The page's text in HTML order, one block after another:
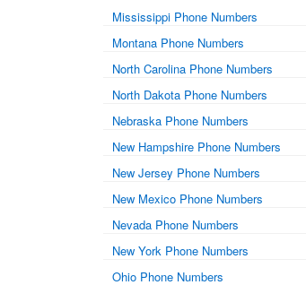
Mississippi Phone Numbers
Montana Phone Numbers
North Carolina Phone Numbers
North Dakota Phone Numbers
Nebraska Phone Numbers
New Hampshire Phone Numbers
New Jersey Phone Numbers
New Mexico Phone Numbers
Nevada Phone Numbers
New York Phone Numbers
Ohio Phone Numbers